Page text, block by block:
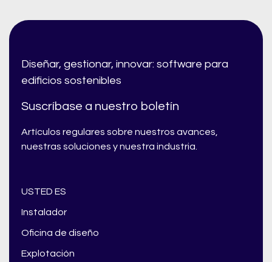
Diseñar, gestionar, innovar: software para
edificios sostenibles
Suscríbase a nuestro boletín
Artículos regulares sobre nuestros avances,
nuestras soluciones y nuestra industria.
USTED ES
Instalador
Oficina de diseño
Explotación